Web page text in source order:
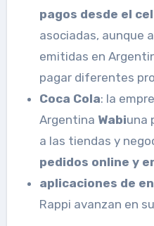
pagos desde el
asociadas, aunque
emitidas en
pagar diferentes
Coca Cola: la
Argentina Wabiuna
a las tiendas y
pedidos online y
aplicaciones de
Rappi avanzan en